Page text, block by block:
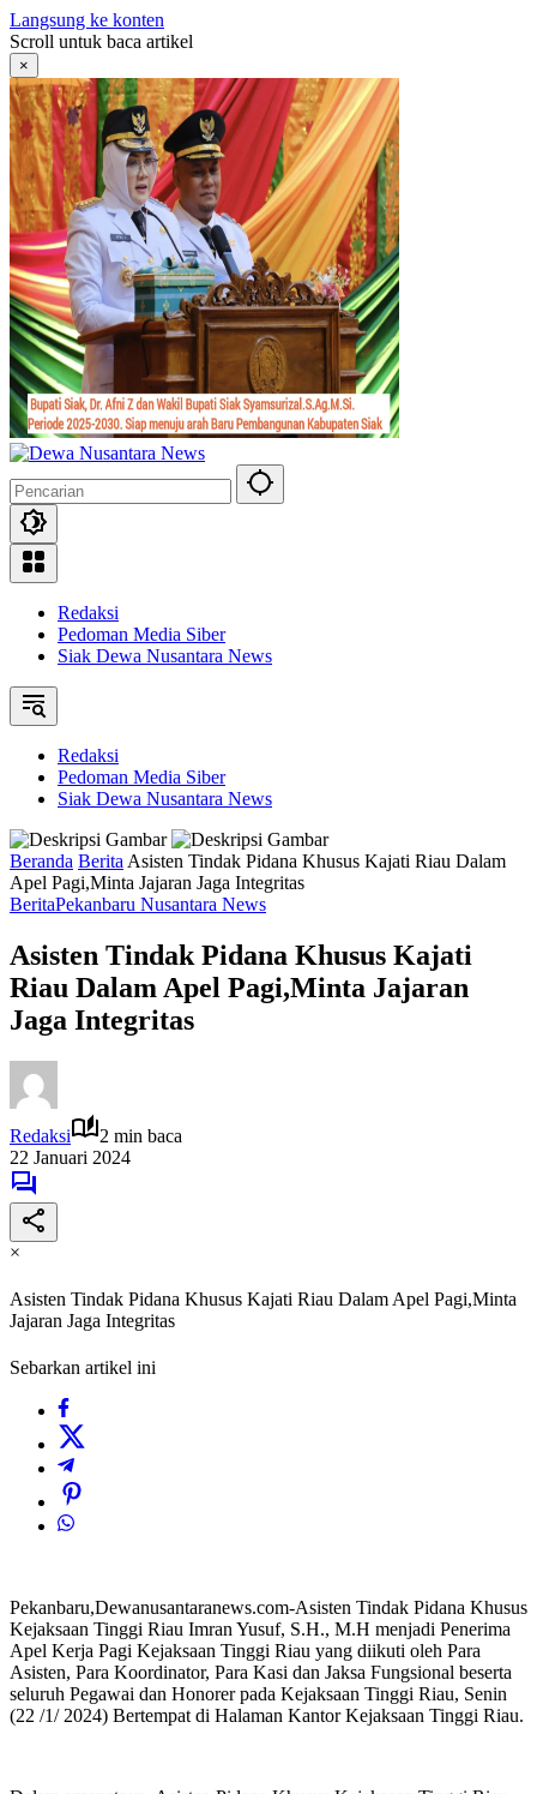
Langsung ke konten
Scroll untuk baca artikel
×
Redaksi
Pedoman Media Siber
Siak Dewa Nusantara News
Redaksi
Pedoman Media Siber
Siak Dewa Nusantara News
Beranda Berita Asisten Tindak Pidana Khusus Kajati Riau Dalam
Apel Pagi,Minta Jajaran Jaga Integritas
BeritaPekanbaru Nusantara News
Asisten Tindak Pidana Khusus Kajati
Riau Dalam Apel Pagi,Minta Jajaran
Jaga Integritas
Redaksi
2 min baca
22 Januari 2024
×
Asisten Tindak Pidana Khusus Kajati Riau Dalam Apel Pagi,Minta
Jajaran Jaga Integritas
Sebarkan artikel ini
Pekanbaru,Dewanusantaranews.com-Asisten Tindak Pidana Khusus
Kejaksaan Tinggi Riau Imran Yusuf, S.H., M.H menjadi Penerima
Apel Kerja Pagi Kejaksaan Tinggi Riau yang diikuti oleh Para
Asisten, Para Koordinator, Para Kasi dan Jaksa Fungsional beserta
seluruh Pegawai dan Honorer pada Kejaksaan Tinggi Riau, Senin
(22 /1/ 2024) Bertempat di Halaman Kantor Kejaksaan Tinggi Riau.